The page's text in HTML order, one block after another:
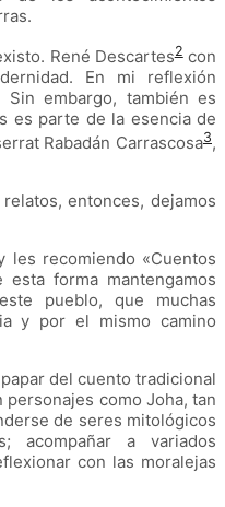
René Descartes2con
En mi reflexión
embargo, también es
es parte de la esencia de
Rabadán Carrascosa3,
entonces, dejamos
les recomiendo «Cuentos
forma mantengamos
pueblo, que muchas
y por el mismo camino
del cuento tradicional
como Joha, tan
de seres mitológicos
acompañar a variados
con las moralejas